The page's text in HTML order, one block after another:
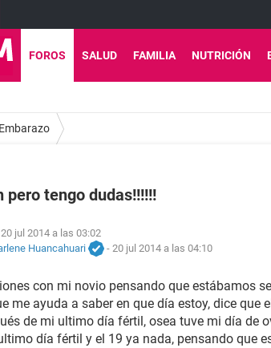
FOROS SALUD FAMILIA NUTRICIÓN
Embarazo
pero tengo dudas!!!!!!
jul 2014 a las 03:02
Huancahuari
- 20 jul 2014 a las 04:10
con mi novio pensando que estábamos
me ayuda a saber en que día estoy, dice que
de mi ultimo día fértil, osea tuve mi día de
día fértil y el 19 ya nada, pensando que